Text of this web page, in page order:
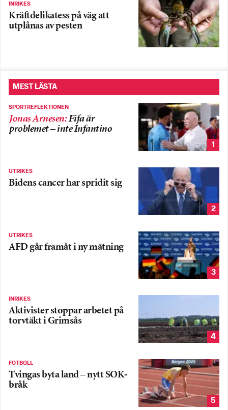
INRIKES
Kräftdelikatess på väg att
utplånas av pesten
MEST LÄSTA
SPORTREFLEKTIONEN
Jonas Arnesen:Fifa är
problemet – inte Infantino
1
UTRIKES
Bidens cancer har spridit sig
2
UTRIKES
AFD går framåt i ny mätning
3
INRIKES
Aktivister stoppar arbetet på
torvtäkt i Grimsås
4
FOTBOLL
Tvingas byta land – nytt SOK-
bråk
5